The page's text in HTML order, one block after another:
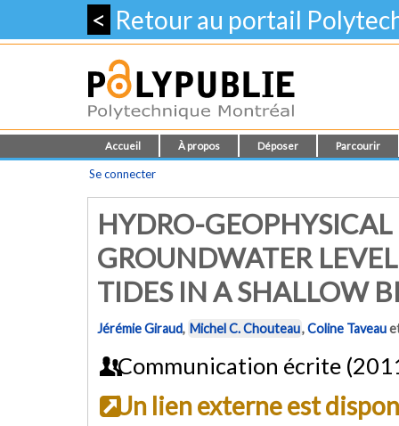
< Retour au portail
Accueil À propos Déposer Parcourir
Se connecter
HYDRO-
GROUNDWATER
TIDES IN A SHALLOW
Jérémie Giraud, Michel C. Chouteau,Coline Taveau
Communication écrite
Un lien externe est